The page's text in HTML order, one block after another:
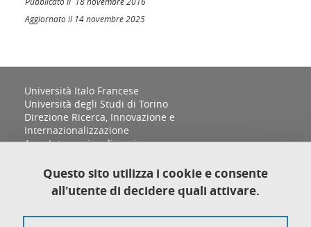
Aggiornato il 14 novembre 2025
Università Italo Francese
Università degli Studi di Torino
Direzione Ricerca, Innovazione e
Internazionalizzazione
Area Internazionalizzazione
allo Sviluppo
Complesso Aldo Moro, Palazzina D
Via Sant'Ottavio 12/B
Questo sito utilizza i cookie e consente
all'utente di decidere quali attivare.